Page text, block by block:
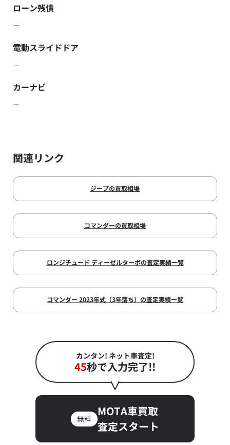
ローン残債
－
電動スライドドア
－
カーナビ
－
関連リンク
ジープの買取相場
コマンダーの買取相場
ロンジチュード ディーゼルターボの査定実績一覧
コマンダー 2023年式（3年落ち）の査定実績一覧
カンタン! ネット車査定!
45秒で入力完了!!
無料
MOTA車買取
査定スタート